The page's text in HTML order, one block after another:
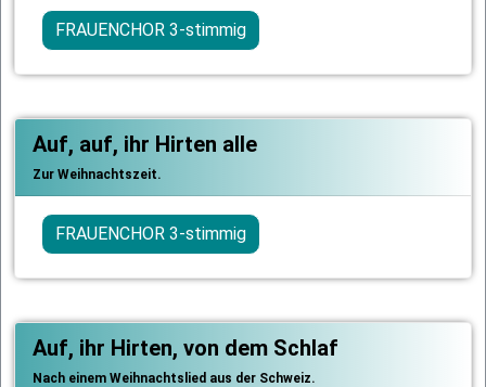
FRAUENCHOR 3-stimmig
Auf, auf, ihr Hirten alle
Zur Weihnachtszeit.
FRAUENCHOR 3-stimmig
Auf, ihr Hirten, von dem Schlaf
Nach einem Weihnachtslied aus der Schweiz.